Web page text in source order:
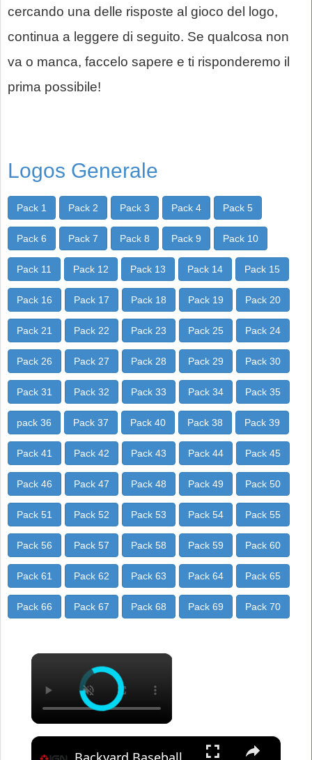
cercando una delle risposte al gioco del logo,
continua a leggere di seguito. Se qualcosa non
va o manca, faccelo sapere e ti risponderemo il
prima possibile!
Logos Generale
Pack 1 Pack 2 Pack 3 Pack 4 Pack 5
Pack 6 Pack 7 Pack 8 Pack 9 Pack 10
Pack 11 Pack 12 Pack 13 Pack 14 Pack 15
Pack 16 Pack 17 Pack 18 Pack 19 Pack 20
Pack 21 Pack 22 Pack 23 Pack 25 Pack 24
Pack 26 Pack 27 Pack 28 Pack 29 Pack 30
Pack 31 Pack 32 Pack 33 Pack 34 Pack 35
pack 36 Pack 37 Pack 40 Pack 38 Pack 39
Pack 41 Pack 42 Pack 43 Pack 44 Pack 45
Pack 46 Pack 47 Pack 48 Pack 49 Pack 50
Pack 51 Pack 52 Pack 53 Pack 54 Pack 55
Pack 56 Pack 57 Pack 58 Pack 59 Pack 60
Pack 61 Pack 62 Pack 63 Pack 64 Pack 65
Pack 66 Pack 67 Pack 68 Pack 69 Pack 70
×
×